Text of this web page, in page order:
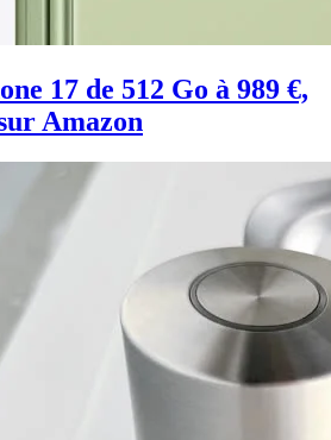
17 de 512 Go à 989 €,
Amazon